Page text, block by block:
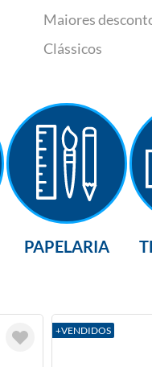
Maiores
Clássicos
PAPELARIA
+VENDIDOS